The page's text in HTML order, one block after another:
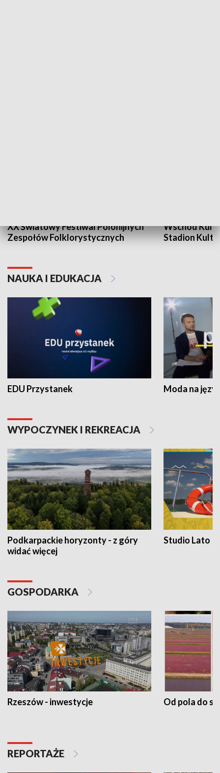
XX Światowy Festiwal Polonijnych
Zespołów Folklorystycznych
Wschód
Stadion
NAUKA I EDUKACJA
EDU Przystanek Moda na
WYPOCZYNEK I REKREACJA
Podkarpackie horyzonty - z góry
widać więcej
Studio Lato
GOSPODARKA
Rzeszów - inwestycje Od pola do
REPORTAŻE